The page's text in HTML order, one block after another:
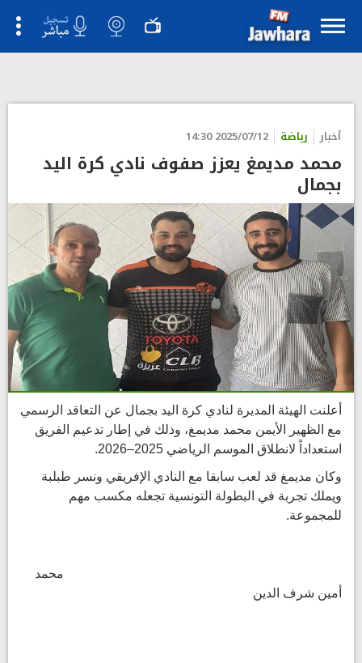
أخبار رياضة 2025/07/12 14:30
محمد مديمغ يعزز صفوف نادي كرة اليد
بجمال
أعلنت الهيئة المديرة لنادي كرة اليد بجمال عن التعاقد الرسمي
مع الظهير الأيمن محمد مديمغ، وذلك في إطار تدعيم الفريق
استعداداً لانطلاق الموسم الرياضي 2025–2026.
وكان مديمغ قد لعب سابقا مع النادي الإفريقي ونسر طبلبة
ويملك تجربة في البطولة التونسية تجعله مكسب مهم
للمجموعة.
محمد
أمين شرف الدين